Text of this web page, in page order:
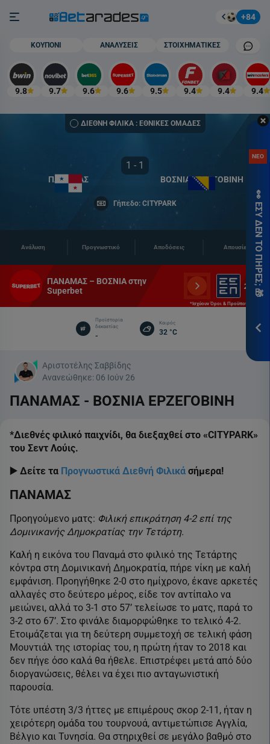
Burger buttonΣτοίχημα +84
Mobile
ΚΟΥΠΟΝΙ ΑΝΑΛΥΣΕΙΣ ΣΤΟΙΧΗΜΑΤΙΚΕΣ
9.8 9.7 9.6 9.6 9.5 9.4 9.4 9.4
ΔΙΕΘΝΗ ΦΙΛΙΚΑ : ΕΘΝΙΚΕΣ ΟΜΑΔΕΣ
ΠΑΝΑΜΑΣ
1 - 1
ΒΟΣΝΙΑ ΕΡΖΕΓΟΒΙΝΗ
Γήπεδο: CITYPARK
Ανάλυση Προγνωστικό Αποδόσεις Απουσίες
ΠΑΝΑΜΑΣ – ΒΟΣΝΙΑ στην
Superbet
*Ισχύουν Όροι & Προϋποθέσεις
Προϊστορία
δεκαετίας
-
Καιρός
32 °C
Αριστοτέλης Σαββίδης
Ανανεώθηκε: 06 Ιούν 26
ΠΑΝΑΜΑΣ - ΒΟΣΝΙΑ ΕΡΖΕΓΟΒΙΝΗ
*Διεθνές φιλικό παιχνίδι, θα διεξαχθεί στο «CITYPARK»
του Σεντ Λούις.
▶️ Δείτε τα Προγνωστικά Διεθνή Φιλικά σήμερα!
ΠΑΝΑΜΑΣ
Προηγούμενο ματς: Φιλική επικράτηση 4-2 επί της
Δομινικανής Δημοκρατίας την Τετάρτη.
Καλή η εικόνα του Παναμά στο φιλικό της Τετάρτης
κόντρα στη Δομινικανή Δημοκρατία, πήρε νίκη με καλή
εμφάνιση. Προηγήθηκε 2-0 στο ημίχρονο, έκανε αρκετές
αλλαγές στο δεύτερο μέρος, είδε τον αντίπαλο να
μειώνει, αλλά το 3-1 στο 57’ τελείωσε το ματς, παρά το
3-2 στο 67’. Στο φινάλε διαμορφώθηκε το τελικό 4-2.
Ετοιμάζεται για τη δεύτερη συμμετοχή σε τελική φάση
Μουντιάλ της ιστορίας του, η πρώτη ήταν το 2018 και
δεν πήγε όσο καλά θα ήθελε. Επιστρέφει μετά από δύο
διοργανώσεις, θέλει να έχει πιο ανταγωνιστική
παρουσία.
Τότε υπέστη 3/3 ήττες με επιμέρους σκορ 2-11, ήταν η
χειρότερη ομάδα του τουρνουά, αντιμετώπισε Αγγλία,
Βέλγιο και Τυνησία. Θα στηριχθεί σε μεγάλο βαθμό στο
&
ΝΕΟ
👀 ΕΣΥ ΔΕΝ ΤΟ ΠΗΡΕΣ; 🎁